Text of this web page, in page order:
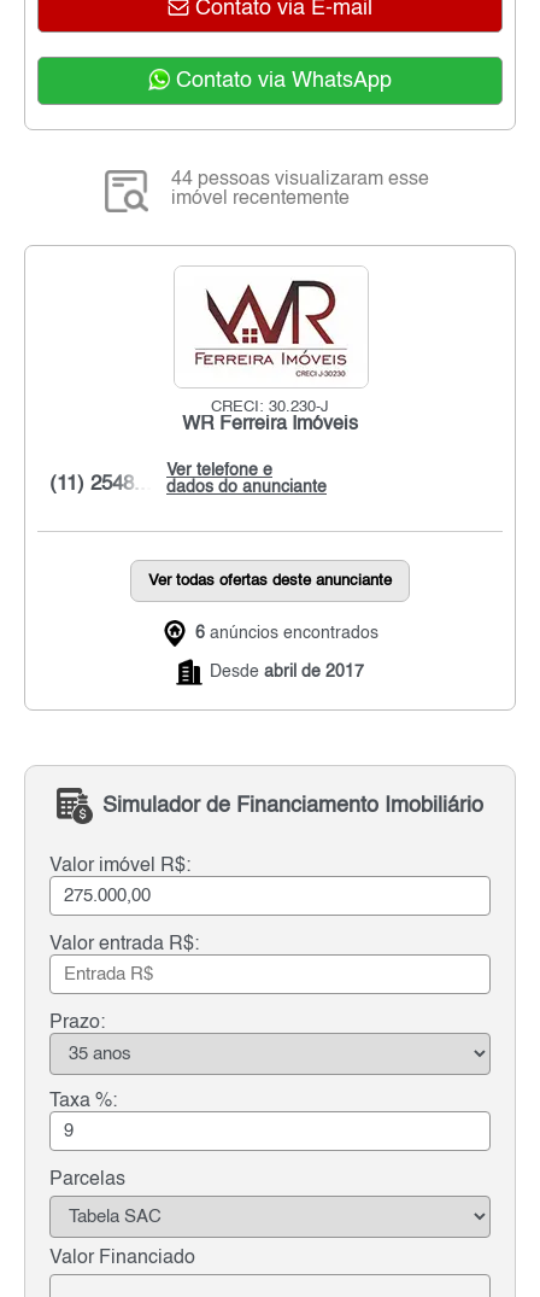
Contato via E-mail
Contato via WhatsApp
44 pessoas visualizaram esse
imóvel recentemente
CRECI: 30.230-J
WR Ferreira Imóveis
Ver telefone e
dados do anunciante
(11) 2548...
Ver todas ofertas deste anunciante
6 anúncios encontrados
Desde abril de 2017
Simulador de Financiamento Imobiliário
Valor imóvel R$:
Valor entrada R$:
Prazo:
Taxa %:
Parcelas
Valor Financiado